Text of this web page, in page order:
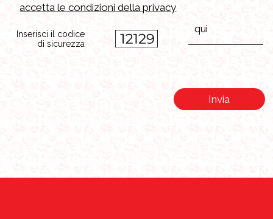
accetta le condizioni della privacy
Inserisci il codice
di sicurezza
Invia